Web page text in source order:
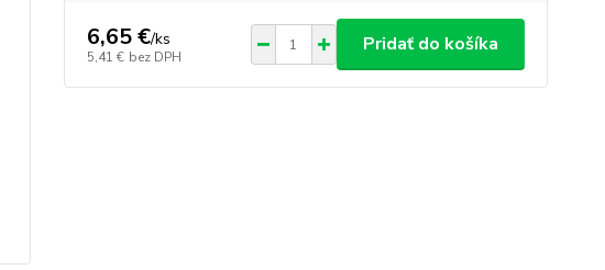
6,65 €/ks
5,41 € bez DPH
Pridať do košíka